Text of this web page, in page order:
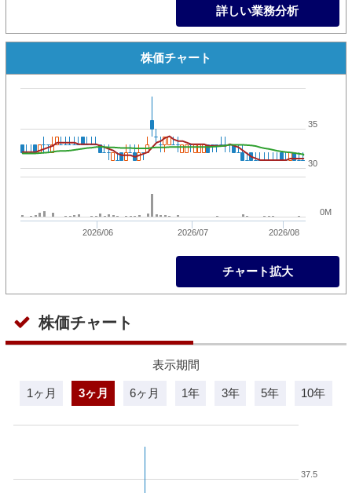
詳しい業務分析
株価チャート
2026/06 2026/07 2026/08
30
35
0M
チャート拡大
株価チャート
表示期間
1ヶ月 3ヶ月 6ヶ月 1年 3年 5年 10年
37.5